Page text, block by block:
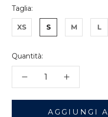
Taglia:
XS S M L
Quantità:
AGGIUNGI